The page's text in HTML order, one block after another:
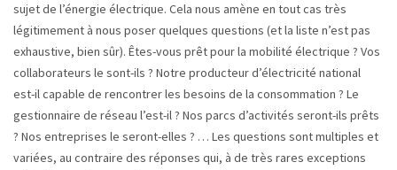
sujet de l’énergie électrique. Cela nous amène en tout cas très
légitimement à nous poser quelques questions (et la liste n’est pas
exhaustive, bien sûr). Êtes-vous prêt pour la mobilité électrique ? Vos
collaborateurs le sont-ils ? Notre producteur d’électricité national
est-il capable de rencontrer les besoins de la consommation ? Le
gestionnaire de réseau l’est-il ? Nos parcs d’activités seront-ils prêts
? Nos entreprises le seront-elles ? … Les questions sont multiples et
variées, au contraire des réponses qui, à de très rares exceptions